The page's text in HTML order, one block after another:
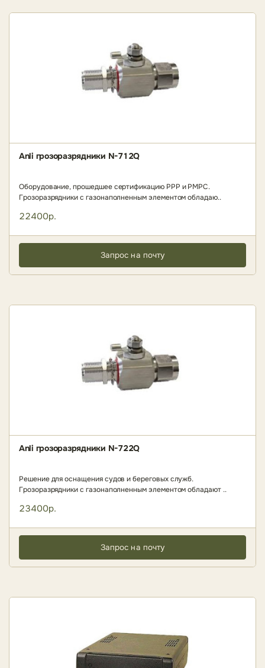
Anli грозоразрядники N-712Q
Оборудование, прошедшее сертификацию РРР и РМРС.
Грозоразрядники с газонаполненным элементом обладаю..
22400р.
Запрос на почту
Anli грозоразрядники N-722Q
Решение для оснащения судов и береговых служб.
Грозоразрядники с газонаполненным элементом обладают ..
23400р.
Запрос на почту